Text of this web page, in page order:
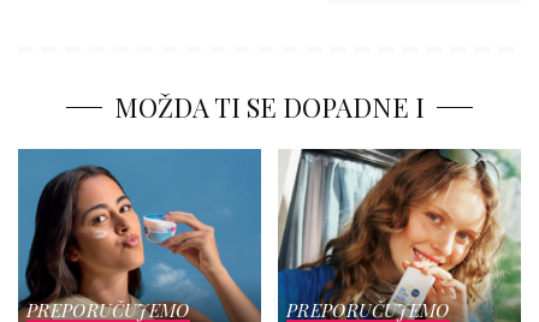
MOŽDA TI SE DOPADNE I
PREPORUČUJEMO
PREPORUČUJEMO